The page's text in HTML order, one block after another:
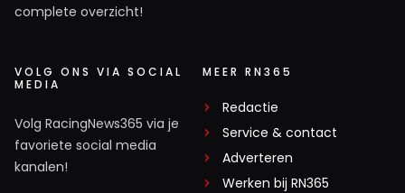
complete overzicht!
VOLG ONS VIA SOCIAL
MEDIA
Volg RacingNews365 via je
favoriete social media
kanalen!
MEER RN365
Redactie
Service & contact
Adverteren
Werken bij RN365